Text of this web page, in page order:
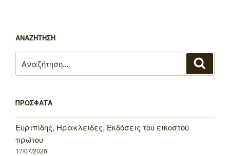
ΑΝΑΖΗΤΗΣΗ
για:
ΠΡΟΣΦΑΤΑ
Ευριπίδης, Ηρακλείδες, Εκδόσεις του εικοστού
πρώτου
17/07/2026